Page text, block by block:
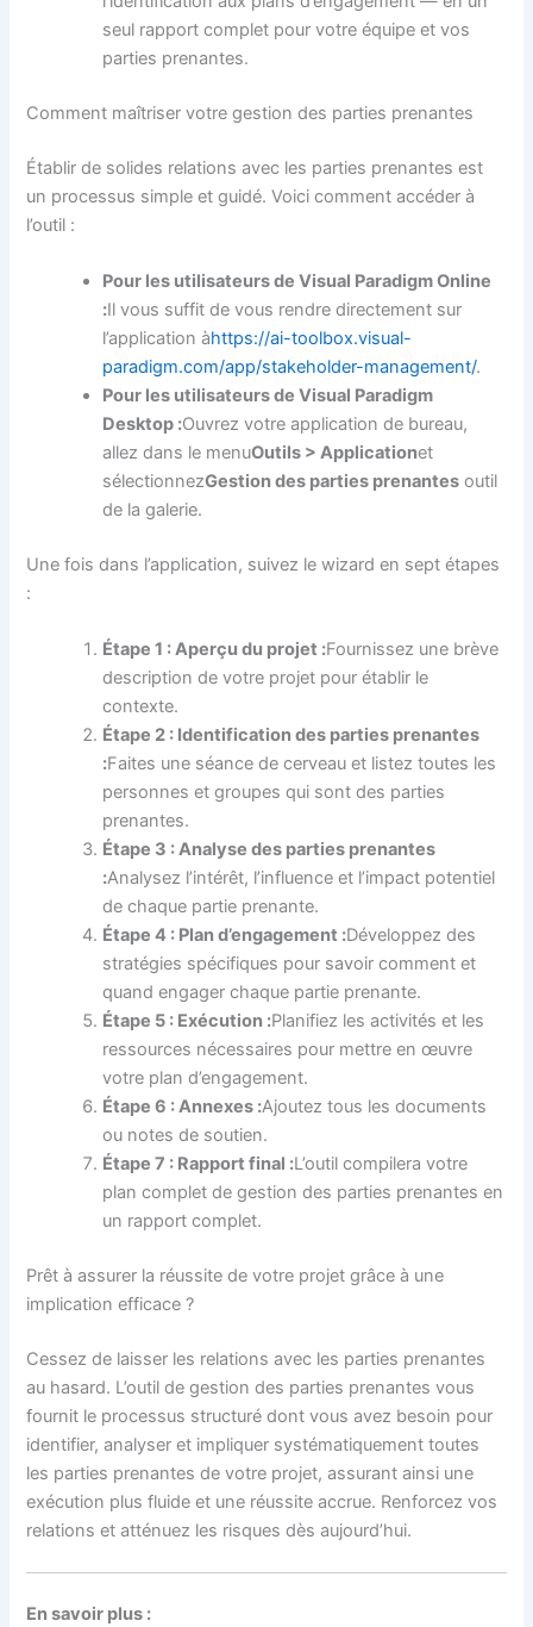
seul rapport complet pour votre équipe et vos
parties prenantes.
Comment maîtriser votre gestion des parties prenantes
Établir de solides relations avec les parties prenantes est
un processus simple et guidé. Voici comment accéder à
l’outil :
Pour les utilisateurs de Visual Paradigm Online
:Il vous suffit de vous rendre directement sur
l’application àhttps://ai-toolbox.visual-
paradigm.com/app/stakeholder-management/.
Pour les utilisateurs de Visual Paradigm
Desktop :Ouvrez votre application de bureau,
allez dans le menuOutils > Applicationet
sélectionnezGestion des parties prenantes outil
de la galerie.
Une fois dans l’application, suivez le wizard en sept étapes
:
Étape 1 : Aperçu du projet :Fournissez une brève
description de votre projet pour établir le
contexte.
Étape 2 : Identification des parties prenantes
:Faites une séance de cerveau et listez toutes les
personnes et groupes qui sont des parties
prenantes.
Étape 3 : Analyse des parties prenantes
:Analysez l’intérêt, l’influence et l’impact potentiel
de chaque partie prenante.
Étape 4 : Plan d’engagement :Développez des
stratégies spécifiques pour savoir comment et
quand engager chaque partie prenante.
Étape 5 : Exécution :Planifiez les activités et les
ressources nécessaires pour mettre en œuvre
votre plan d’engagement.
Étape 6 : Annexes :Ajoutez tous les documents
ou notes de soutien.
Étape 7 : Rapport final :L’outil compilera votre
plan complet de gestion des parties prenantes en
un rapport complet.
Prêt à assurer la réussite de votre projet grâce à une
implication efficace ?
Cessez de laisser les relations avec les parties prenantes
au hasard. L’outil de gestion des parties prenantes vous
fournit le processus structuré dont vous avez besoin pour
identifier, analyser et impliquer systématiquement toutes
les parties prenantes de votre projet, assurant ainsi une
exécution plus fluide et une réussite accrue. Renforcez vos
relations et atténuez les risques dès aujourd’hui.
En savoir plus :